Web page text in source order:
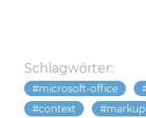
Schlagwörter:
microsoft-office
context
markup